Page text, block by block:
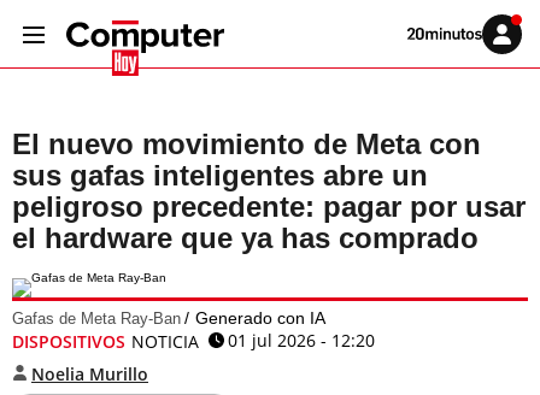
Volver
Iniciar
sesión
El nuevo movimiento de Meta con
sus gafas inteligentes abre un
peligroso precedente: pagar por usar
el hardware que ya has comprado
Gafas de Meta Ray-Ban Generado con IA
DISPOSITIVOS NOTICIA
01 jul 2026 - 12:20
Noelia Murillo